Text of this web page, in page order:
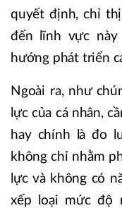
quyết định, chỉ
đến lĩnh vực
hướng phát triển
Ngoài ra, như
lực của cá nhân,
hay chính là đo
không chỉ nhằm
lực và không có
xếp loại mức độ